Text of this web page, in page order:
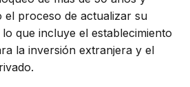
el proceso de actualizar su
que incluye el establecimiento
la inversión extranjera y el